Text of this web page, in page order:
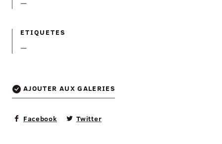
—
ETIQUETES
—
AJOUTER AUX GALERIES
Facebook Twitter